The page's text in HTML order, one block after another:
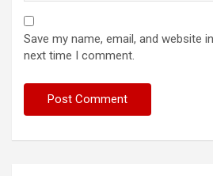
Save my name, email, and website
next time I comment.